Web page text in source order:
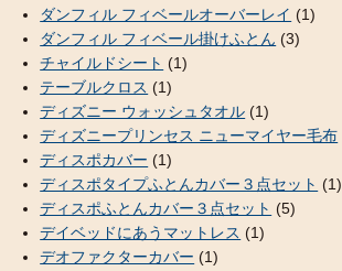
ダンフィル フィベールオーバーレイ (1)
ダンフィル フィベール掛けふとん (3)
チャイルドシート (1)
テーブルクロス (1)
ディズニー ウォッシュタオル (1)
ディズニープリンセス ニューマイヤー毛布
ディスポカバー (1)
ディスポタイプふとんカバー３点セット (1)
ディスポふとんカバー３点セット (5)
デイベッドにあうマットレス (1)
デオファクターカバー (1)